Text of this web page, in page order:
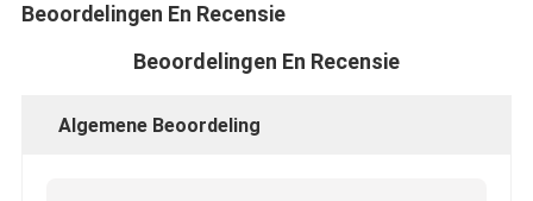
Beoordelingen En Recensie
Beoordelingen En Recensie
Algemene Beoordeling